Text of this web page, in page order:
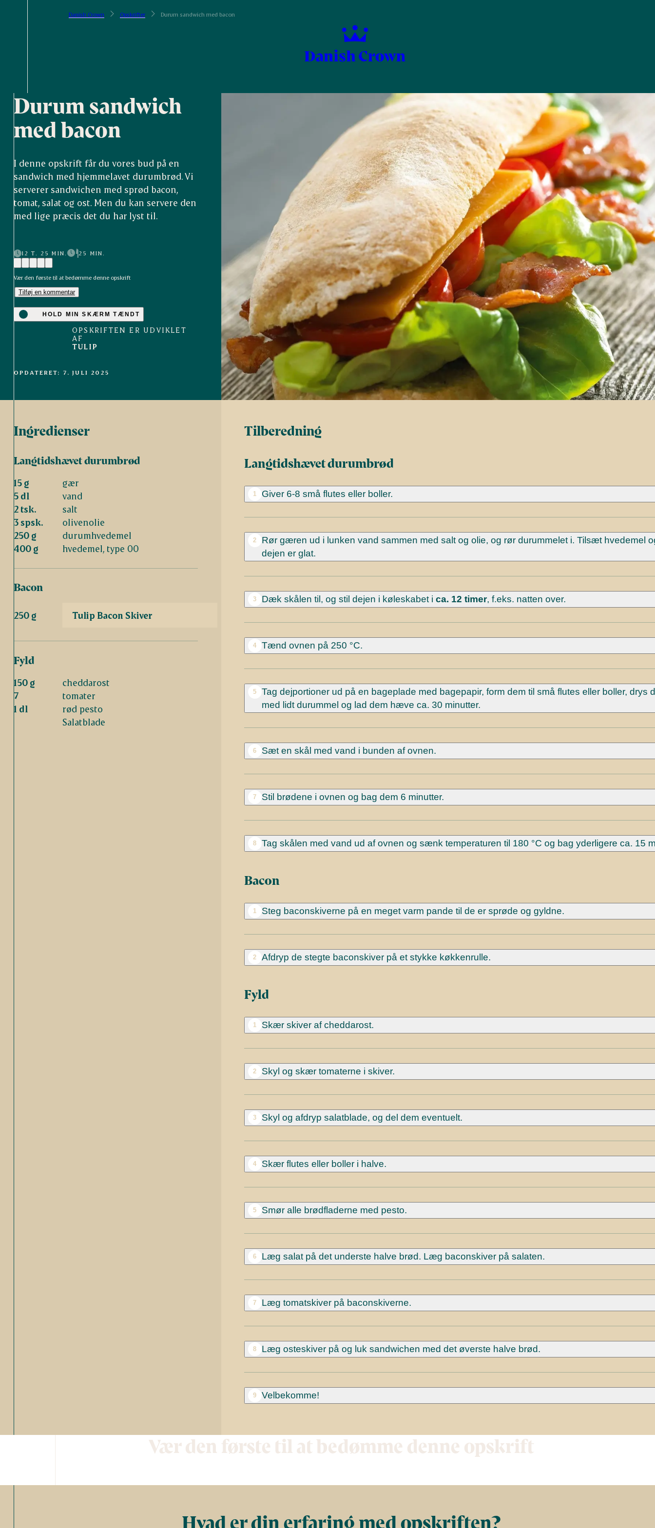
Danish Crown Opskrifter Durum sandwich med bacon
Durum sandwich
med bacon
I denne opskrift får du vores bud på en
sandwich med hjemmelavet durumbrød. Vi
serverer sandwichen med sprød bacon,
tomat, salat og ost. Men du kan servere den
med lige præcis det du har lyst til.
12 T. 25 MIN. 25 MIN.
Vær den første til at bedømme denne opskrift
Tilføj en kommentar
HOLD MIN SKÆRM TÆNDT
OPSKRIFTEN ER UDVIKLET
AF
TULIP
OPDATERET: 7. JULI 2025
Ingredienser
Langtidshævet durumbrød
15 g
gær
5 dl
vand
2 tsk.
salt
3 spsk.
olivenolie
250 g
durumhvedemel
400 g
hvedemel, type 00
Bacon
250 g Tulip Bacon Skiver
Fyld
150 g
cheddarost
7
tomater
1 dl
rød pesto
Salatblade
Tilberedning
Langtidshævet durumbrød
1 Giver 6-8 små flutes eller boller.
2
Rør gæren ud i lunken vand sammen med salt og olie, og rør durummelet i. Tilsæt hvedemel
dejen er glat.
3 Dæk skålen til, og stil dejen i køleskabet i ca. 12 timer, f.eks. natten over.
4 Tænd ovnen på 250 °C.
5
Tag dejportioner ud på en bageplade med bagepapir, form dem til små flutes eller boller, drys
med lidt durummel og lad dem hæve ca. 30 minutter.
6 Sæt en skål med vand i bunden af ovnen.
7 Stil brødene i ovnen og bag dem 6 minutter.
8 Tag skålen med vand ud af ovnen og sænk temperaturen til 180 °C og bag yderligere ca. 15
Bacon
1 Steg baconskiverne på en meget varm pande til de er sprøde og gyldne.
2 Afdryp de stegte baconskiver på et stykke køkkenrulle.
Fyld
1 Skær skiver af cheddarost.
2 Skyl og skær tomaterne i skiver.
3 Skyl og afdryp salatblade, og del dem eventuelt.
4 Skær flutes eller boller i halve.
5 Smør alle brødfladerne med pesto.
6 Læg salat på det underste halve brød. Læg baconskiver på salaten.
7 Læg tomatskiver på baconskiverne.
8 Læg osteskiver på og luk sandwichen med det øverste halve brød.
9 Velbekomme!
Vær den første til at bedømme denne opskrift
Hvad er din erfaring med opskriften?